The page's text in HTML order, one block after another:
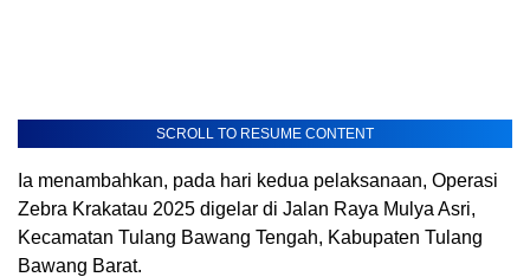
SCROLL TO RESUME CONTENT
Ia menambahkan, pada hari kedua pelaksanaan, Operasi
Zebra Krakatau 2025 digelar di Jalan Raya Mulya Asri,
Kecamatan Tulang Bawang Tengah, Kabupaten Tulang
Bawang Barat.